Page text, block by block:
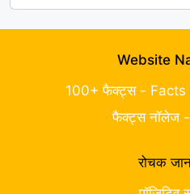
Website
100+ फैक्ट्स - Facts
फैक्ट्स नॉलेज
रोचक